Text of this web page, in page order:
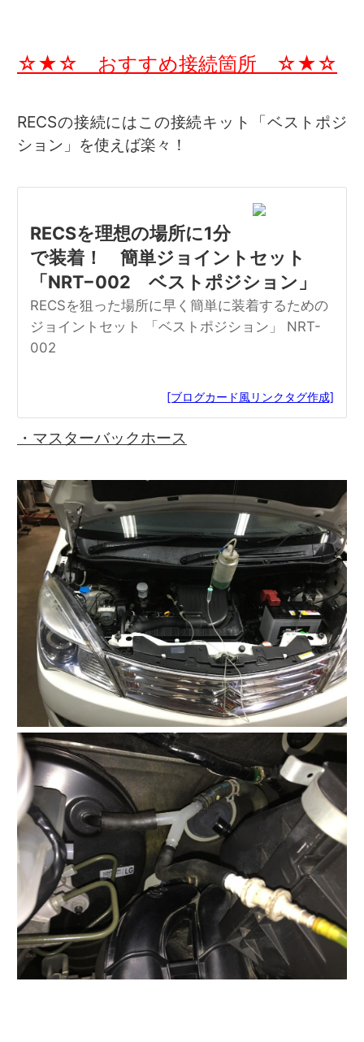
☆★☆ おすすめ接続箇所 ☆★☆
RECSの接続にはこの接続キット「ベストポジ
ション」を使えば楽々！
RECSを理想の場所に1分
で装着！ 簡単ジョイントセット
「NRT−002 ベストポジション」
RECSを狙った場所に早く簡単に装着するための
ジョイントセット 「ベストポジション」 NRT-
002
[ブログカード風リンクタグ作成]
・マスターバックホース